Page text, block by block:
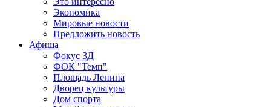
Экономика
Мировые новости
Предложить новость
Афиша
Фокус 3Д
ФОК "Темп"
Площадь Ленина
Дворец культуры
Дом спорта